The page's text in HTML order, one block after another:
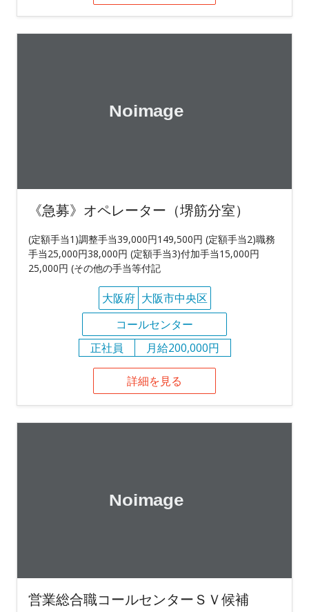
《急募》オペレーター（堺筋分室）
(定額手当1)調整手当39,000円149,500円 (定額手当2)職務
手当25,000円38,000円 (定額手当3)付加手当15,000円
25,000円 (その他の手当等付記
大阪府 大阪市中央区
コールセンター
正社員
月給200,000円
詳細を見る
営業総合職コールセンターＳＶ候補